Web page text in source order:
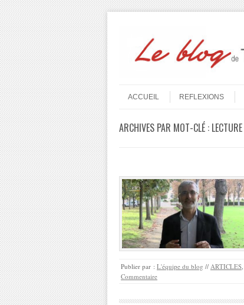
Menu
ACCUEIL
REFLEXIONS
ARCHIVES PAR MOT-CLÉ : LECTURE
Publier par : L'équipe du blog // ARTICLES
Commentaire